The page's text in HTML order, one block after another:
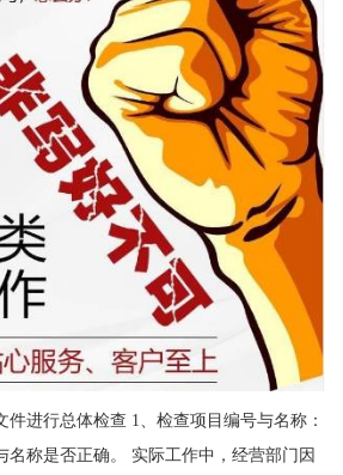
进行总体检查 1、检查项目编号与名称：
名称是否正确。 实际工作中，经营部门因